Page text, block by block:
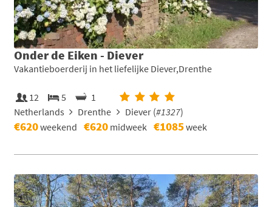
Onder de Eiken - Diever
Vakantieboerderij in het liefelijke Diever,Drenthe
12 5
1
Netherlands
Drenthe Diever (#1327)
€620weekend €620 midweek €1085week